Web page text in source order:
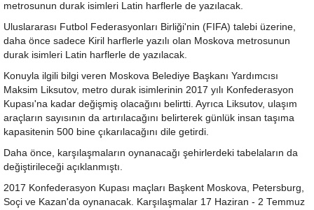
metrosunun durak isimleri Latin harflerle de yazılacak.
Uluslararası Futbol Federasyonları Birliği'nin (FIFA) talebi üzerine,
daha önce sadece Kiril harflerle yazılı olan Moskova metrosunun
durak isimleri Latin harflerle de yazılacak.
Konuyla ilgili bilgi veren Moskova Belediye Başkanı Yardımcısı
Maksim Liksutov, metro durak isimlerinin 2017 yılı Konfederasyon
Kupası'na kadar değişmiş olacağını belirtti. Ayrıca Liksutov, ulaşım
araçların sayısının da artırılacağını belirterek günlük insan taşıma
kapasitenin 500 bine çıkarılacağını dile getirdi.
Daha önce, karşılaşmaların oynanacağı şehirlerdeki tabelaların da
değiştirileceği açıklanmıştı.
2017 Konfederasyon Kupası maçları Başkent Moskova, Petersburg,
Soçi ve Kazan'da oynanacak. Karşılaşmalar 17 Haziran - 2 Temmuz